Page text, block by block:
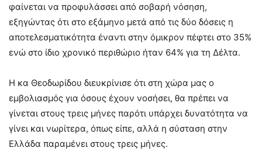
φαίνεται να προφυλάσσει από σοβαρή νόσηση,
εξηγώντας ότι στο εξάμηνο μετά από τις δύο δόσεις η
αποτελεσματικότητα έναντι στην όμικρον πέφτει στο 35%
ενώ στο ίδιο χρονικό περιθώριο ήταν 64% για τη Δέλτα.
Η κα Θεοδωρίδου διευκρίνισε ότι στη χώρα μας ο
εμβολιασμός για όσους έχουν νοσήσει, θα πρέπει να
γίνεται στους τρεις μήνες παρότι υπάρχει δυνατότητα να
γίνει και νωρίτερα, όπως είπε, αλλά η σύσταση στην
Ελλάδα παραμένει στους τρεις μήνες.